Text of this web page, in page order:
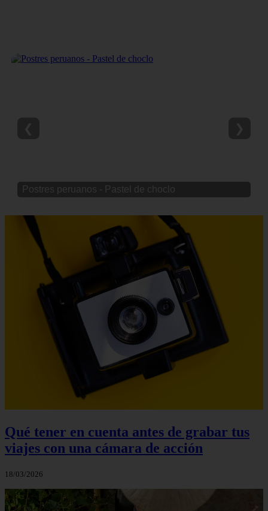
Postres peruanos - Pastel de choclo
Qué tener en cuenta antes de grabar tus
viajes con una cámara de acción
18/03/2026